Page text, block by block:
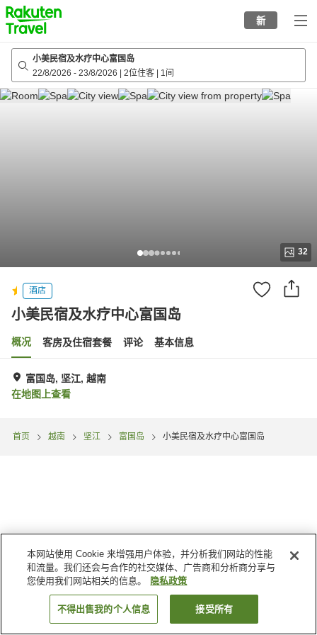
to
top
page
新
小美民宿及水疗中心富国岛
22/8/2026 - 23/8/2026 2位住客 1间
32
酒店
小美民宿及水疗中心富国岛
概况 客房及住宿套餐 评论 基本信息
富国岛, 坚江, 越南
在地图上查看
首页 越南 坚江 富国岛 小美民宿及水疗中心富国岛
搜索客房
本网站使用 Cookie 来增强用户体验，并分析我们网站的性能
和流量。我们还会与合作的社交媒体、广告商和分析商分享与
您使用我们网站相关的信息。
隐私政策
不得出售我的个人信息 接受所有